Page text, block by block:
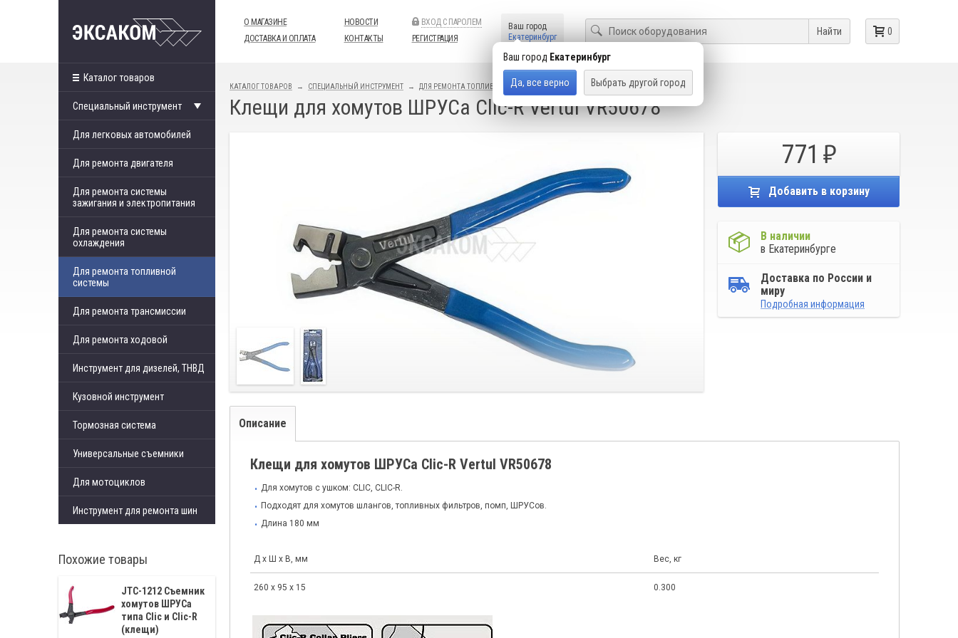
О МАГАЗИНЕ
ДОСТАВКА И ОПЛАТА
НОВОСТИ
КОНТАКТЫ
ВХОД С ПАРОЛЕМ
РЕГИСТРАЦИЯ
Ваш город
Екатеринбург
Ваш город Екатеринбург
Да, все верно Выбрать другой город
Найти 0
Каталог товаров
Специальный инструмент
Для легковых автомобилей
Для ремонта двигателя
Для ремонта системы
зажигания и электропитания
Для ремонта системы
охлаждения
Для ремонта топливной
системы
Для ремонта трансмиссии
Для ремонта ходовой
Инструмент для дизелей, ТНВД
Кузовной инструмент
Тормозная система
Универсальные съемники
Для мотоциклов
Инструмент для ремонта шин
Похожие товары
JTC-1212 Съемник
хомутов ШРУСа
типа Clic и Clic-R
(клещи)
КАТАЛОГ ТОВАРОВ СПЕЦИАЛЬНЫЙ ИНСТРУМЕНТ ДЛЯ РЕМОНТА ТОПЛИВНОЙ СИСТЕМЫ
Клещи для хомутов ШРУСа Clic-R Vertul VR50678
771
Добавить в корзину
В наличии
в Екатеринбурге
Доставка по России и
миру
Подробная информация
Описание
Клещи для хомутов ШРУСа Clic-R Vertul VR50678
Для хомутов c ушком: CLIC, CLIC-R.
Подходят для хомутов шлангов, топливных фильтров, помп, ШРУСов.
Длина 180 мм
Д x Ш x В, мм Вес, кг
260 x 95 x 15 0.300